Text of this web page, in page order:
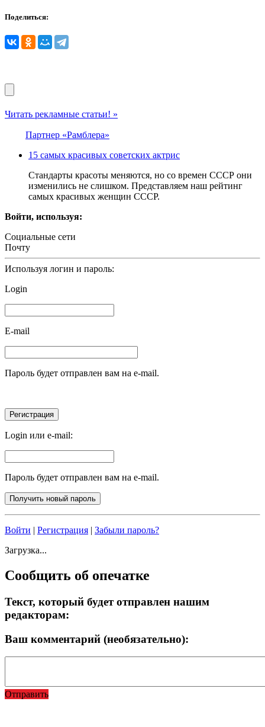
Поделиться:
Читать рекламные статьи! »
Партнер «Рамблера»
15 самых красивых советских актрис
Стандарты красоты меняются, но со времен СССР они
изменились не слишком. Представляем наш рейтинг
самых красивых женщин СССР.
Войти, используя:
Социальные сети
Почту
Используя логин и пароль:
Login
E-mail
Пароль будет отправлен вам на e-mail.
Login или e-mail:
Пароль будет отправлен вам на e-mail.
Войти | Регистрация | Забыли пароль?
Загрузка...
Сообщить об опечатке
Текст, который будет отправлен нашим
редакторам:
Ваш комментарий (необязательно):
Отправить